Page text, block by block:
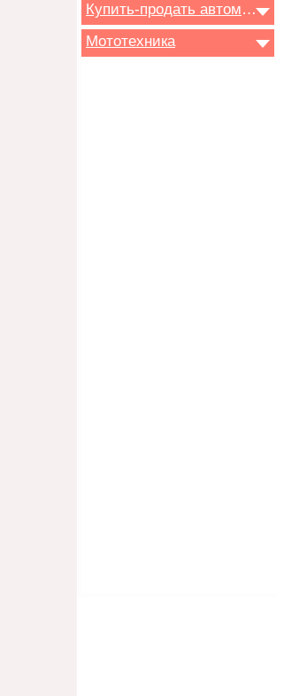
Купить-продать автомобиль
Мототехника